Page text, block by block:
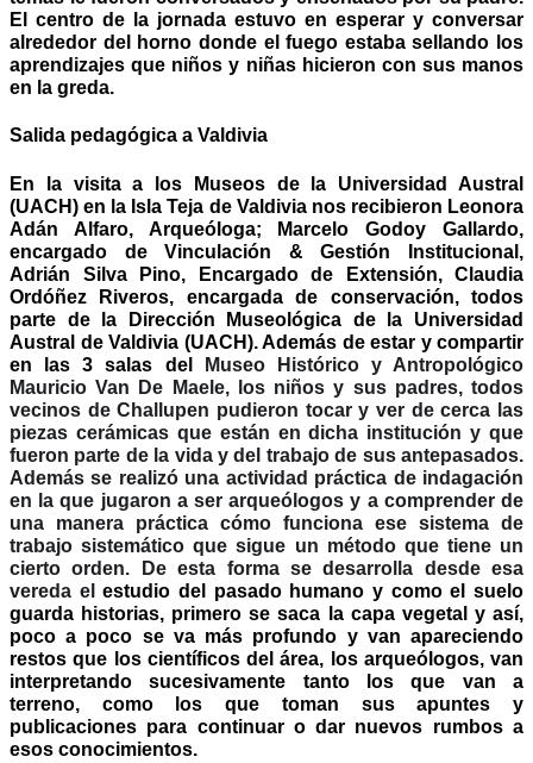
El centro de la jornada estuvo en esperar y conversar
alrededor del horno donde el fuego estaba sellando los
aprendizajes que niños y niñas hicieron con sus manos
en la greda.
Salida pedagógica a Valdivia
En la visita a los Museos de la Universidad Austral
(UACH) en la Isla Teja de Valdivia nos recibieron Leonora
Adán Alfaro, Arqueóloga; Marcelo Godoy Gallardo,
encargado de Vinculación & Gestión Institucional,
Adrián Silva Pino, Encargado de Extensión, Claudia
Ordóñez Riveros, encargada de conservación, todos
parte de la Dirección Museológica de la Universidad
Austral de Valdivia (UACH). Además de estar y compartir
en las 3 salas del
Museo Histórico y Antropológico
Mauricio Van De Maele, los niños y sus padres, todos
vecinos de Challupen pudieron tocar y ver de cerca las
piezas cerámicas que están en dicha institución y que
fueron parte de la vida y del trabajo de sus antepasados.
Además se realizó una actividad práctica de indagación
en la que jugaron a ser arqueólogos y a comprender de
una manera práctica cómo funciona ese sistema de
trabajo sistemático que sigue un método que tiene un
cierto orden. De esta forma se desarrolla desde esa
vereda elestudio del pasado humano y como el suelo
guarda historias, primero se saca la capa vegetal y así,
poco a poco se va más profundo y van apareciendo
restos que los científicos del área, los arqueólogos, van
interpretando sucesivamente tanto los que van a
terreno, como los que toman sus apuntes y
publicaciones para continuar o dar nuevos rumbos a
esos conocimientos.